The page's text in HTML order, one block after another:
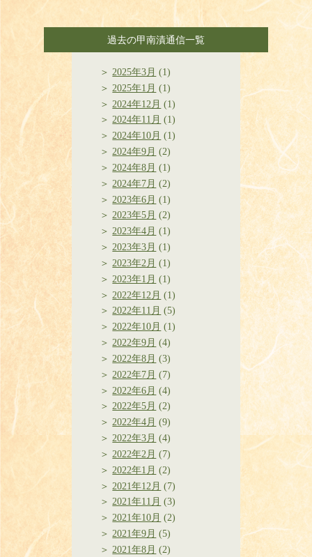
過去の甲南漬通信一覧
2025年3月 (1)
2025年1月 (1)
2024年12月 (1)
2024年11月 (1)
2024年10月 (1)
2024年9月 (2)
2024年8月 (1)
2024年7月 (2)
2023年6月 (1)
2023年5月 (2)
2023年4月 (1)
2023年3月 (1)
2023年2月 (1)
2023年1月 (1)
2022年12月 (1)
2022年11月 (5)
2022年10月 (1)
2022年9月 (4)
2022年8月 (3)
2022年7月 (7)
2022年6月 (4)
2022年5月 (2)
2022年4月 (9)
2022年3月 (4)
2022年2月 (7)
2022年1月 (2)
2021年12月 (7)
2021年11月 (3)
2021年10月 (2)
2021年9月 (5)
2021年8月 (2)